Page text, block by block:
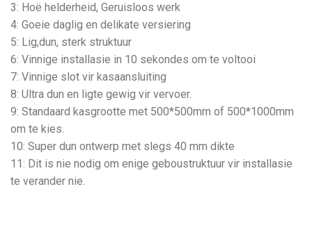
3: Hoë helderheid, Geruisloos werk
4: Goeie daglig en delikate versiering
5: Lig,dun, sterk struktuur
6: Vinnige installasie in 10 sekondes om te voltooi
7: Vinnige slot vir kasaansluiting
8: Ultra dun en ligte gewig vir vervoer.
9: Standaard kasgrootte met 500*500mm of 500*1000mm
om te kies.
10: Super dun ontwerp met slegs 40 mm dikte
11: Dit is nie nodig om enige geboustruktuur vir installasie
te verander nie.